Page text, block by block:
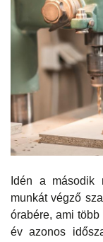
Idén a második
munkát végző
órabére, ami
év azonos